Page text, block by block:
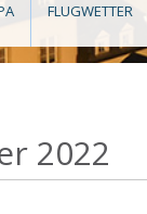
FLUGWETTER
2022